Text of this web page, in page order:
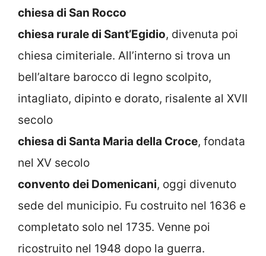
chiesa di San Rocco
chiesa rurale di Sant’Egidio, divenuta poi
chiesa cimiteriale. All’interno si trova un
bell’altare barocco di legno scolpito,
intagliato, dipinto e dorato, risalente al XVII
secolo
chiesa di Santa Maria della Croce, fondata
nel XV secolo
convento dei Domenicani, oggi divenuto
sede del municipio. Fu costruito nel 1636 e
completato solo nel 1735. Venne poi
ricostruito nel 1948 dopo la guerra.